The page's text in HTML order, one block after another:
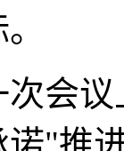
会
"推